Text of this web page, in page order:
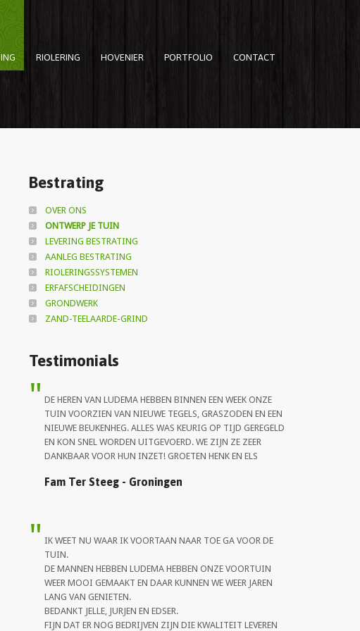
RIOLERING HOVENIER PORTFOLIO CONTACT
Bestrating
OVER ONS
ONTWERP JE TUIN
LEVERING BESTRATING
AANLEG BESTRATING
RIOLERINGSSYSTEMEN
ERFAFSCHEIDINGEN
GRONDWERK
ZAND-TEELAARDE-GRIND
Testimonials
DE HEREN VAN LUDEMA HEBBEN BINNEN EEN WEEK ONZE
TUIN VOORZIEN VAN NIEUWE TEGELS, GRASZODEN EN EEN
NIEUWE BEUKENHEG. ALLES WAS KEURIG OP TIJD GEREGELD
EN KON SNEL WORDEN UITGEVOERD. WE ZIJN ZE ZEER
DANKBAAR VOOR HUN INZET! GROETEN HENK EN ELS
Fam Ter Steeg - Groningen
IK WEET NU WAAR IK VOORTAAN NAAR TOE GA VOOR DE
TUIN.
DE MANNEN HEBBEN LUDEMA HEBBEN ONZE VOORTUIN
WEER MOOI GEMAAKT EN DAAR KUNNEN WE WEER JAREN
LANG VAN GENIETEN.
BEDANKT JELLE, JURJEN EN EDSER.
FIJN DAT ER NOG BEDRIJVEN ZIJN DIE KWALITEIT LEVEREN